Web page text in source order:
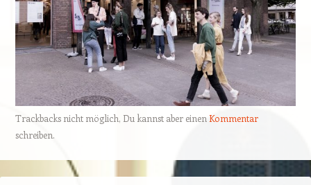
Trackbacks nicht möglich, Du kannst aber einen Kommentar
schreiben.